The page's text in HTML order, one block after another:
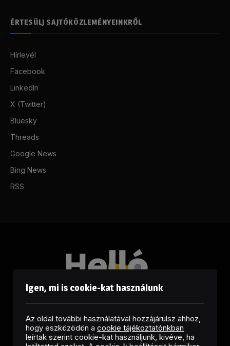
ÉRTESÜLJ SAJTÓKÖZLEMÉNYEINKRŐL
Hírlevél
Facebook
LinkedIn
X (Twitter)
Bluesky
Threads
Google News
Bing News
RSS
Igen, mi is cookie-kat használunk
Az oldal további használatával hozzájárulsz ahhoz,
hogy eszközödön a cookie tájékoztatónkban
leírtak szerint cookie-kat használjunk, kivéve, ha